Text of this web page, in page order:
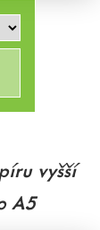
vyšší
A5